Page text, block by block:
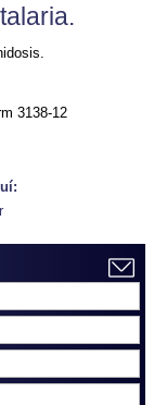
3138-12